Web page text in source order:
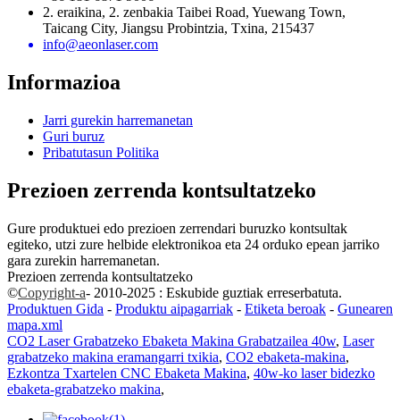
2. eraikina, 2. zenbakia Taibei Road, Yuewang Town,
Taicang City, Jiangsu Probintzia, Txina, 215437
info@aeonlaser.com
Informazioa
Jarri gurekin harremanetan
Guri buruz
Pribatutasun Politika
Prezioen zerrenda kontsultatzeko
Gure produktuei edo prezioen zerrendari buruzko kontsultak
egiteko, utzi zure helbide elektronikoa eta 24 orduko epean jarriko
gara zurekin harremanetan.
Prezioen zerrenda kontsultatzeko
©Copyright-a- 2010-2025 : Eskubide guztiak erreserbatuta.
Produktuen Gida - Produktu aipagarriak - Etiketa beroak - Gunearen
mapa.xml
CO2 Laser Grabatzeko Ebaketa Makina Grabatzailea 40w, Laser
grabatzeko makina eramangarri txikia, CO2 ebaketa-makina,
Ezkontza Txartelen CNC Ebaketa Makina, 40w-ko laser bidezko
ebaketa-grabatzeko makina,